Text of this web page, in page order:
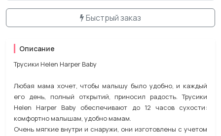
Быстрый заказ
Описание
Трусики Helen Harper Baby
Любая мама хочет, чтобы малышу было удобно, и каждый
его день, полный открытий, приносил радость. Трусики
Helen Harper Baby обеспечивают до 12 часов сухости:
комфортно малышам, удобно мамам.
Очень мягкие внутри и снаружи, они изготовлены с учетом